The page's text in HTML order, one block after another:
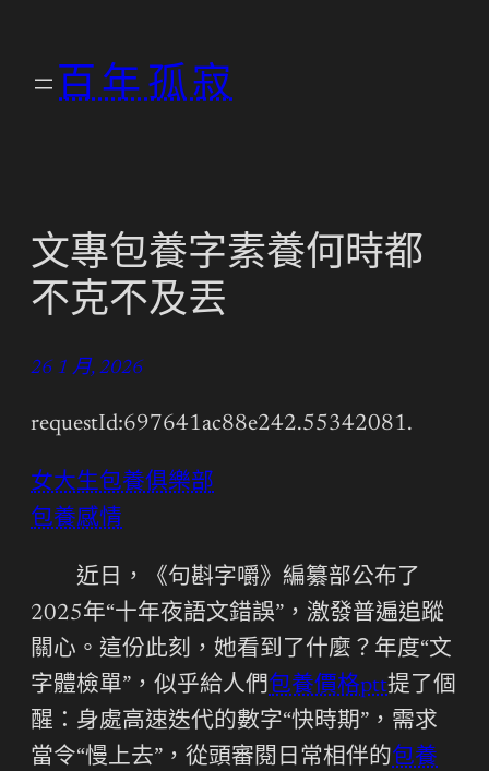
百年孤寂
文專包養字素養何時都
不克不及丟
26 1 月, 2026
requestId:697641ac88e242.55342081.
女大生包養俱樂部
包養感情
近日，《句斟字嚼》編纂部公布了
2025年“十年夜語文錯誤”，激發普遍追蹤
關心。這份此刻，她看到了什麼？年度“文
字體檢單”，似乎給人們包養價格ptt提了個
醒：身處高速迭代的數字“快時期”，需求
當令“慢上去”，從頭審閱日常相伴的包養